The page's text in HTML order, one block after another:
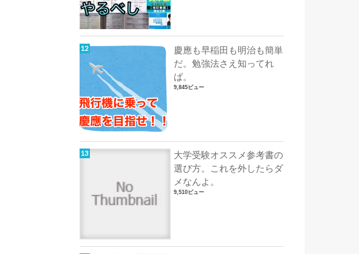
慶應も早稲田も明治も簡単
だ。勉強法さえ知ってれ
ば。
9,845ビュー
大学受験オススメ参考書の
選び方。これを外したらダ
メなんよ。
9,510ビュー